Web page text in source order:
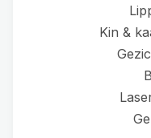
Kin &